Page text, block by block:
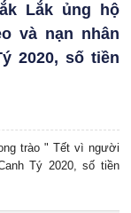
Lắk ủng hộ
và nạn nhân
2020, số tiền
trào " Tết vì người
Tý 2020, số tiền